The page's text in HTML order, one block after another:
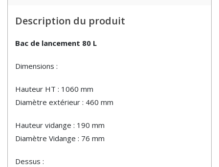
Description du produit
Bac de lancement 80 L
Dimensions :
Hauteur HT : 1060 mm
Diamètre extérieur : 460 mm
Hauteur vidange : 190 mm
Diamètre Vidange : 76 mm
Dessus :